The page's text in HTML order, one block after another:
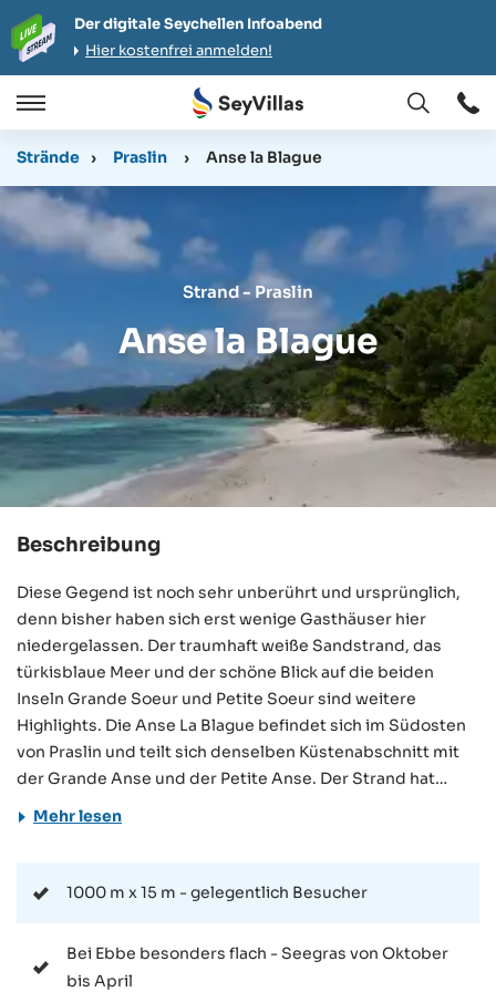
Der digitale Seychellen Infoabend
Hier kostenfrei anmelden!
Schließen
Öffnen
Strände › Praslin › Anse la Blague
Strand - Praslin
Anse la Blague
Beschreibung
Diese Gegend ist noch sehr unberührt und ursprünglich,
denn bisher haben sich erst wenige Gasthäuser hier
niedergelassen. Der traumhaft weiße Sandstrand, das
türkisblaue Meer und der schöne Blick auf die beiden
Inseln Grande Soeur und Petite Soeur sind weitere
Highlights. Die Anse La Blague befindet sich im Südosten
von Praslin und teilt sich denselben Küstenabschnitt mit
der Grande Anse und der Petite Anse. Der Strand hat
Schutz durch ein vorgelagertes Riff, das Meer kann bei Flut
abgeschiedene Lage abseits der typischen Touristenpfade
Parkmöglichkeiten befinden sich direkt an der Straße und
Mehr lesen
1000 m x 15 m - gelegentlich Besucher
Bei Ebbe besonders flach - Seegras von Oktober
bis April